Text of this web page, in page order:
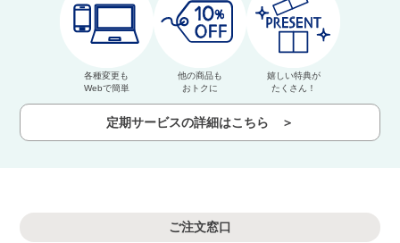
各種変更も
Webで簡単
他の商品も
おトクに
嬉しい特典が
たくさん！
定期サービスの詳細はこちら ＞
ご注文窓口